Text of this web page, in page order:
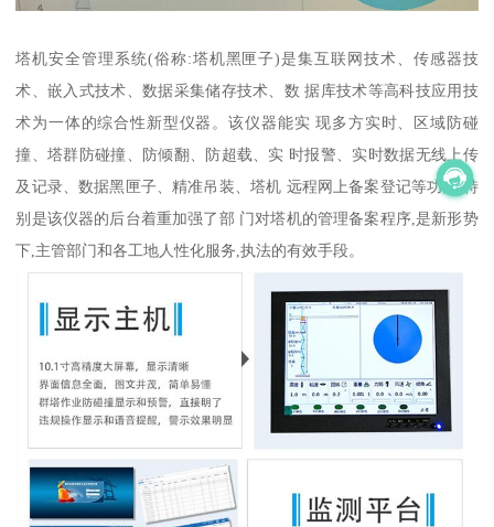
塔机安全管理系统(俗称:塔机黑匣子)是集互联网技术、传感器技
术、嵌入式技术、数据采集储存技术、数 据库技术等高科技应用技
术为一体的综合性新型仪器。该仪器能实 现多方实时、区域防碰
撞、塔群防碰撞、防倾翻、防超载、实 时报警、实时数据无线上传
及记录、数据黑匣子、精准吊装、塔机 远程网上备案登记等功能,特
别是该仪器的后台着重加强了部 门对塔机的管理备案程序,是新形势
下,主管部门和各工地人性化服务,执法的有效手段。